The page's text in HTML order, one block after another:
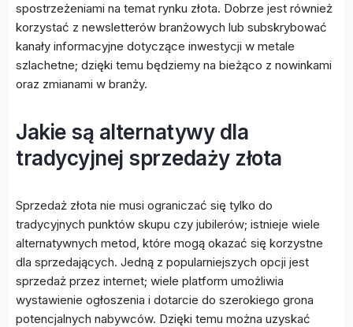
spostrzeżeniami na temat rynku złota. Dobrze jest również
korzystać z newsletterów branżowych lub subskrybować
kanały informacyjne dotyczące inwestycji w metale
szlachetne; dzięki temu będziemy na bieżąco z nowinkami
oraz zmianami w branży.
Jakie są alternatywy dla
tradycyjnej sprzedaży złota
Sprzedaż złota nie musi ograniczać się tylko do
tradycyjnych punktów skupu czy jubilerów; istnieje wiele
alternatywnych metod, które mogą okazać się korzystne
dla sprzedających. Jedną z popularniejszych opcji jest
sprzedaż przez internet; wiele platform umożliwia
wystawienie ogłoszenia i dotarcie do szerokiego grona
potencjalnych nabywców. Dzięki temu można uzyskać